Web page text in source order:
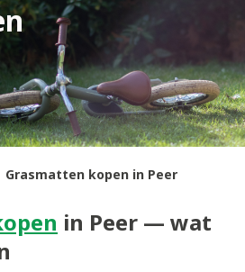
Grasmatten kopen in Peer
in Peer — wat